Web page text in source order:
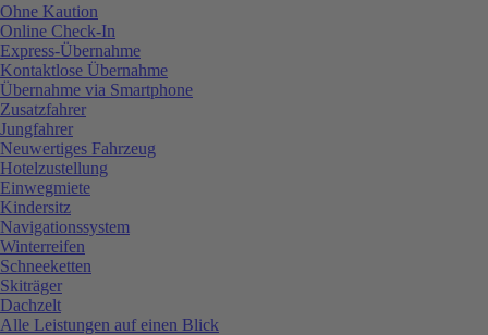
Ohne Kaution
Online Check-In
Express-Übernahme
Kontaktlose Übernahme
Übernahme via Smartphone
Zusatzfahrer
Jungfahrer
Neuwertiges Fahrzeug
Hotelzustellung
Einwegmiete
Kindersitz
Navigationssystem
Winterreifen
Schneeketten
Skiträger
Dachzelt
Alle Leistungen auf einen Blick